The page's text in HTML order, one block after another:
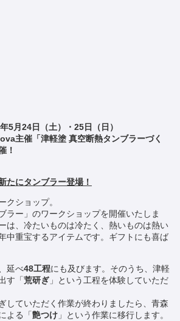
5月24日（土）・25日（日）
催「津軽塗 真空断熱タンブラーづく
！
たにタンブラー登場！
クショップ。
ラー」のワークショップを開催いたしま
は、冷たいものは冷たく、熱いものは熱い
中重宝するアイテムです。ギフトにも喜ば
延べ48工程にも及びます。そのうち、津軽
す「荒研ぎ」という工程を体験していただ
していただく作業が終わりましたら、青森
よる「艶つけ」という作業に移行します。